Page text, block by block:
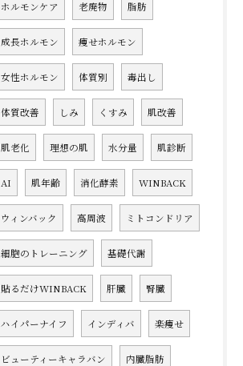
ホルモンケア 老廃物 脂肪
成長ホルモン 痩せホルモン
女性ホルモン 体質別 毒出し
体質改善 しみ くすみ 肌改善
肌老化 理想の肌 水分量 肌診断
AI 肌年齢 消化酵素 WINBACK
ウィンバック 高周波 ミトコンドリア
細胞のトレーニング 基礎代謝
貼るだけWINBACK 肝臓 腎臓
ハイパーナイフ インディバ 楽痩せ
ビューティーキャラバン 内臓脂肪